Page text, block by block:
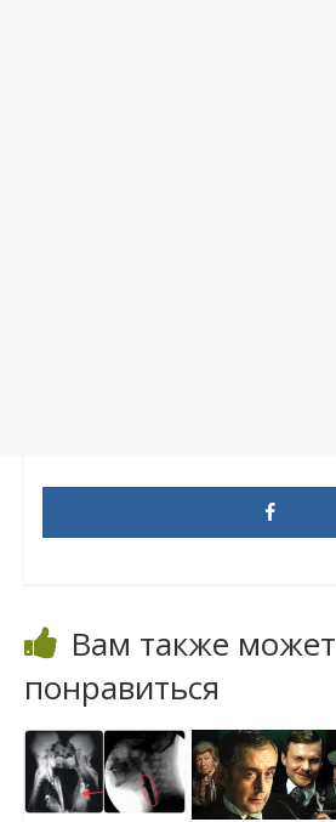
Вам также может
понравиться